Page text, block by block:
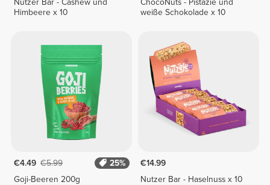
Nutzer Bar - Cashew und
Himbeere x 10
ChocoNuts - Pistazie und
weiße Schokolade x 10
€4.49 €5.99
25%
Goji-Beeren 200g
€14.99
Nutzer Bar - Haselnuss x 10